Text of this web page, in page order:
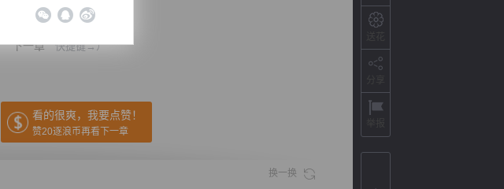
下一章 快捷键→）
看的很爽，我要点赞！
赞20逐浪币再看下一章
换一换